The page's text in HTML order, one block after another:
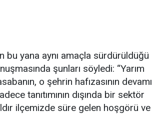
bu yana aynı amaçla sürdürüldüğü
şunları söyledi: “Yarım
o şehrin hafızasının devamı
tanıtımının dışında bir sektör
ilçemizde süre gelen hoşgörü ve